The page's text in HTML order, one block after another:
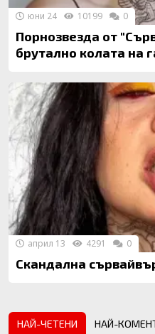
Порнозвезда от
брутално колата на
юни 24 10199 0
Скандална
април 13 4291 0
НАЙ-ЧЕТЕНИ НАЙ-